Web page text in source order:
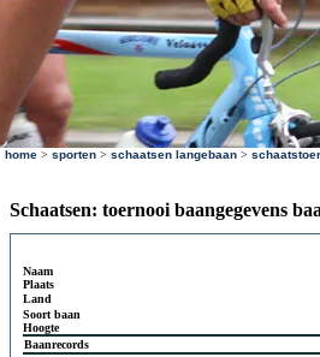
home > sporten > schaatsen langebaan >
Schaatsen: toernooi baangegevens
Naam
Plaats
Land
Soort baan
Hoogte
Baanrecords